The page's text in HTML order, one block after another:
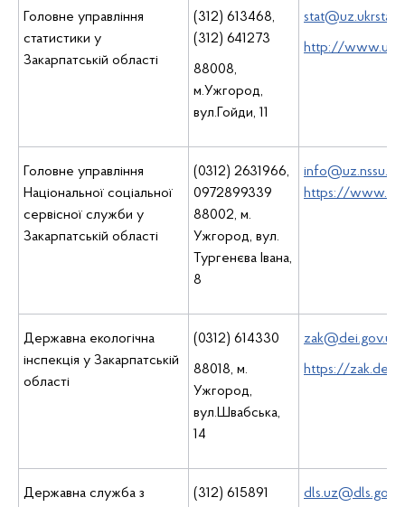
Головне управління
статистики у
Закарпатській області
(312) 613468,
(312) 641273
88008,
м.Ужгород,
вул.Гойди, 11
http://
Головне управління
Національної соціальної
сервісної служби у
Закарпатській області
(0312) 2631966,
0972899339
88002, м.
Ужгород, вул.
Тургенєва Івана,
8
https://
Державна екологічна
інспекція у Закарпатській
області
(0312) 614330
88018, м.
Ужгород,
вул.Швабська,
14
zak@dei.gov.ua
https://
Державна служба з
(312) 615891